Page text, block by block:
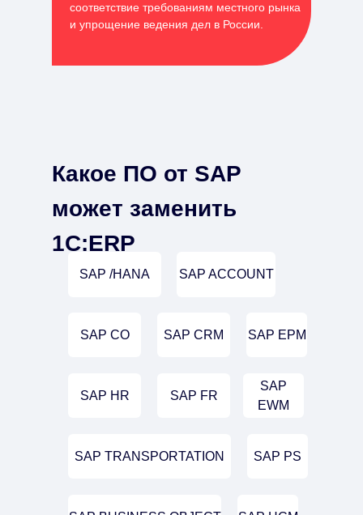
соответствие требованиям местного рынка
и упрощение ведения дел в России.
SAP /HANA SAP ACCOUNT
SAP CO SAP CRM SAP EPM
SAP HR SAP FR
SAP PS
SAP TRANSPORTATION
SAP
EWM
Какое ПО от SAP
может заменить
1С:ERP